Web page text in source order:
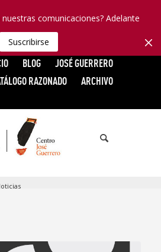
comunicaciones? Adelante
Suscribirse
BLOG
JOSÉ GUERRERO
RAZONADO ARCHIVO